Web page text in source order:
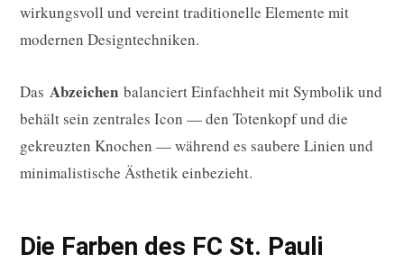
wirkungsvoll und vereint traditionelle Elemente mit
modernen Designtechniken.
Das Abzeichen balanciert Einfachheit mit Symbolik und
behält sein zentrales Icon — den Totenkopf und die
gekreuzten Knochen — während es saubere Linien und
minimalistische Ästhetik einbezieht.
Die Farben des FC St. Pauli